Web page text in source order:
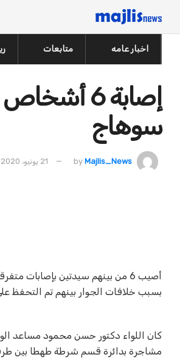
اخبار عامه متابعات
إصابة 6
سوهاج
by Majlis_News 21 يونيو، 2020
أصيب 6 من بينهم سيدتين
بسبب خلافات الجوار بينهم تم التحفظ
كان اللواء دكتور حسن محمود مساعد
مشاجرة بدائرة قسم شرطة طهطا بين